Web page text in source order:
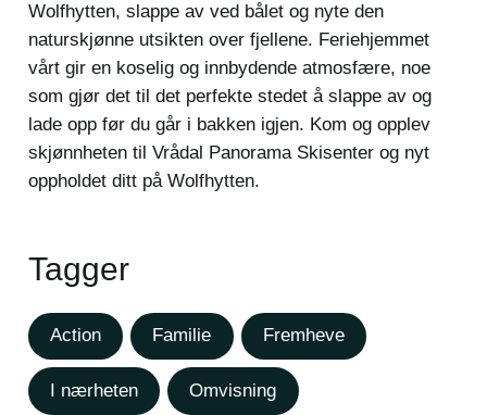
Wolfhytten, slappe av ved bålet og nyte den
naturskjønne utsikten over fjellene. Feriehjemmet
vårt gir en koselig og innbydende atmosfære, noe
som gjør det til det perfekte stedet å slappe av og
lade opp før du går i bakken igjen. Kom og opplev
skjønnheten til Vrådal Panorama Skisenter og nyt
oppholdet ditt på Wolfhytten.
Tagger
Action Familie Fremheve
I nærheten Omvisning